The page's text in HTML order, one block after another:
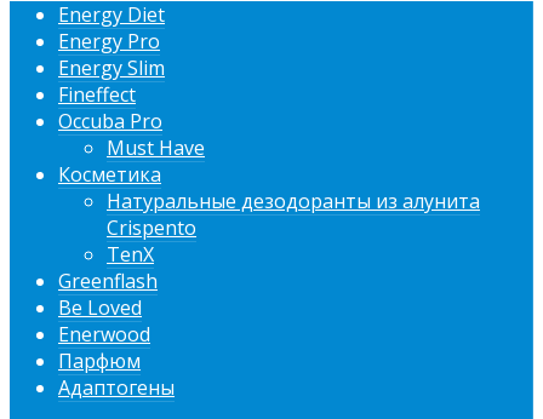
Energy Diet
Energy Pro
Energy Slim
Fineffect
Occuba Pro
Must Have
Косметика
Натуральные дезодоранты из алунита
Crispento
TenX
Greenflash
Be Loved
Enerwood
Парфюм
Адаптогены